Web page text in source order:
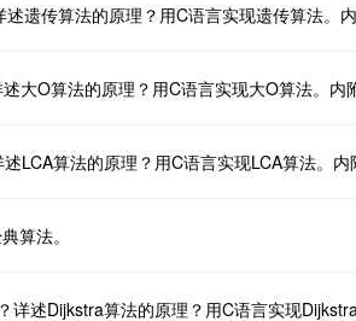
大O算法的原理？用C语言实现大O算法。内
LCA算法的原理？用C语言实现LCA算法。内
算法。